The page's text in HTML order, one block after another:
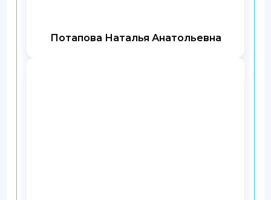
Потапова Наталья Анатольевна